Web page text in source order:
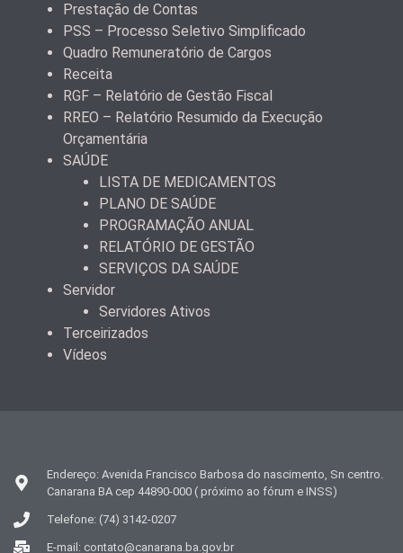
Prestação de Contas
PSS – Processo Seletivo Simplificado
Quadro Remuneratório de Cargos
Receita
RGF – Relatório de Gestão Fiscal
RREO – Relatório Resumido da Execução
Orçamentária
SAÚDE
LISTA DE MEDICAMENTOS
PLANO DE SAÚDE
PROGRAMAÇÃO ANUAL
RELATÓRIO DE GESTÃO
SERVIÇOS DA SAÚDE
Servidor
Servidores Ativos
Terceirizados
Vídeos
Endereço: Avenida Francisco Barbosa do nascimento, Sn centro.
Canarana BA cep 44890-000 ( próximo ao fórum e INSS)
Telefone: (74) 3142-0207
E-mail: contato@canarana.ba.gov.br